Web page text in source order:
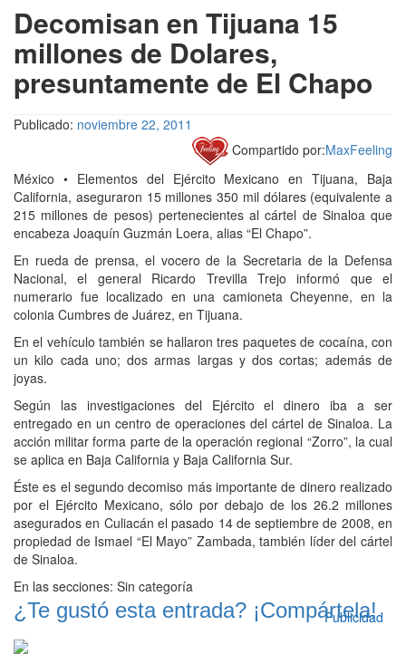
Decomisan en Tijuana 15
millones de Dolares,
presuntamente de El Chapo
Publicado: noviembre 22, 2011
Compartido por:MaxFeeling
México • Elementos del Ejército Mexicano en Tijuana, Baja
California, aseguraron 15 millones 350 mil dólares (equivalente a
215 millones de pesos) pertenecientes al cártel de Sinaloa que
encabeza Joaquín Guzmán Loera, alias “El Chapo”.
En rueda de prensa, el vocero de la Secretaria de la Defensa
Nacional, el general Ricardo Trevilla Trejo informó que el
numerario fue localizado en una camioneta Cheyenne, en la
colonia Cumbres de Juárez, en Tijuana.
En el vehículo también se hallaron tres paquetes de cocaína, con
un kilo cada uno; dos armas largas y dos cortas; además de
joyas.
Según las investigaciones del Ejército el dinero iba a ser
entregado en un centro de operaciones del cártel de Sinaloa. La
acción militar forma parte de la operación regional “Zorro”, la cual
se aplica en Baja California y Baja California Sur.
Éste es el segundo decomiso más importante de dinero realizado
por el Ejército Mexicano, sólo por debajo de los 26.2 millones
asegurados en Culiacán el pasado 14 de septiembre de 2008, en
propiedad de Ismael “El Mayo” Zambada, también líder del cártel
de Sinaloa.
En las secciones: Sin categoría
¿Te gustó esta entrada? ¡Compártela!
Publicidad